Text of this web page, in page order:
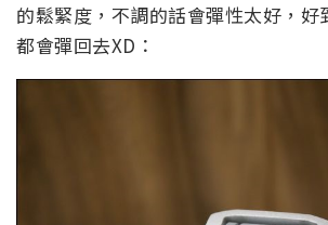
的鬆緊度，不調的話會彈性太好，好
都會彈回去XD：